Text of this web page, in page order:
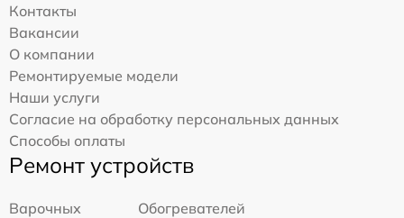
Контакты
Вакансии
О компании
Ремонтируемые модели
Наши услуги
Согласие на обработку персональных данных
Способы оплаты
Ремонт устройств
Варочных
Обогревателей